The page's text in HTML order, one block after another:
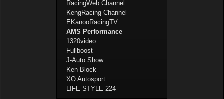
RacingWeb Channel
KengRacing Channel
EKanooRacingTV
AMS Performance
1320video
Fullboost
J-Auto Show
Ken Block
XO Autosport
LIFE STYLE 224